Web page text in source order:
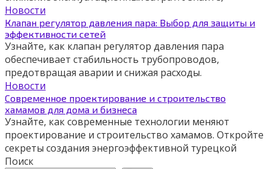
Новости
Клапан регулятор давления пара: Выбор для защиты и
эффективности сетей
Узнайте, как клапан регулятор давления пара
обеспечивает стабильность трубопроводов,
предотвращая аварии и снижая расходы.
Новости
Современное проектирование и строительство
хамамов для дома и бизнеса
Узнайте, как современные технологии меняют
проектирование и строительство хамамов. Откройте
секреты создания энергоэффективной турецкой
Поиск